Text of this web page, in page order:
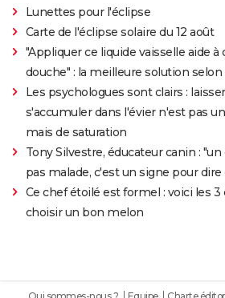
Lunettes pour l'éclipse
Carte de l'éclipse solaire du 12 août
"Appliquer ce liquide vaisselle aide à
douche" : la meilleure solution
Les psychologues sont clairs :
s'accumuler dans l'évier n'est pas
mais de saturation
Tony Silvestre, éducateur canin :
pas malade, c'est un signe pour
Ce chef étoilé est formel : voici les
choisir un bon melon